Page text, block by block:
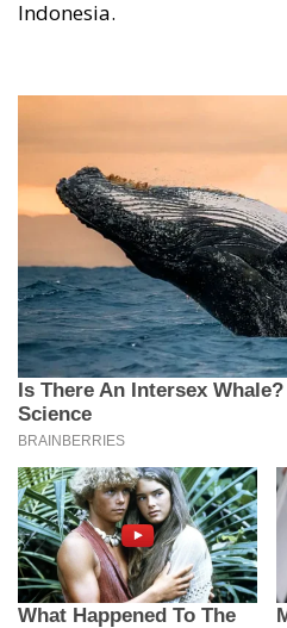
Indonesia.